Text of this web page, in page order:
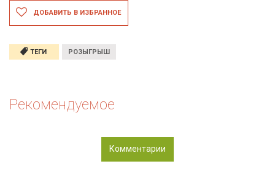
ДОБАВИТЬ В ИЗБРАННОЕ
ТЕГИ РОЗЫГРЫШ
Рекомендуемое
Комментарии